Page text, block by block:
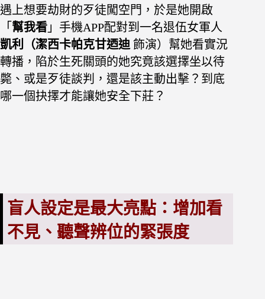
遇上想要劫財的歹徒闖空門，於是她開啟
「 幫我看 」手機APP配對到一名退伍女軍人
凱利（潔西卡帕克甘迺迪 飾演）幫她看實況
轉播，陷於生死關頭的她究竟該選擇坐以待
斃、或是歹徒談判，還是該主動出擊？到底
哪一個抉擇才能讓她安全下莊？
盲人設定是最大亮點：增加看
不見、聽聲辨位的緊張度